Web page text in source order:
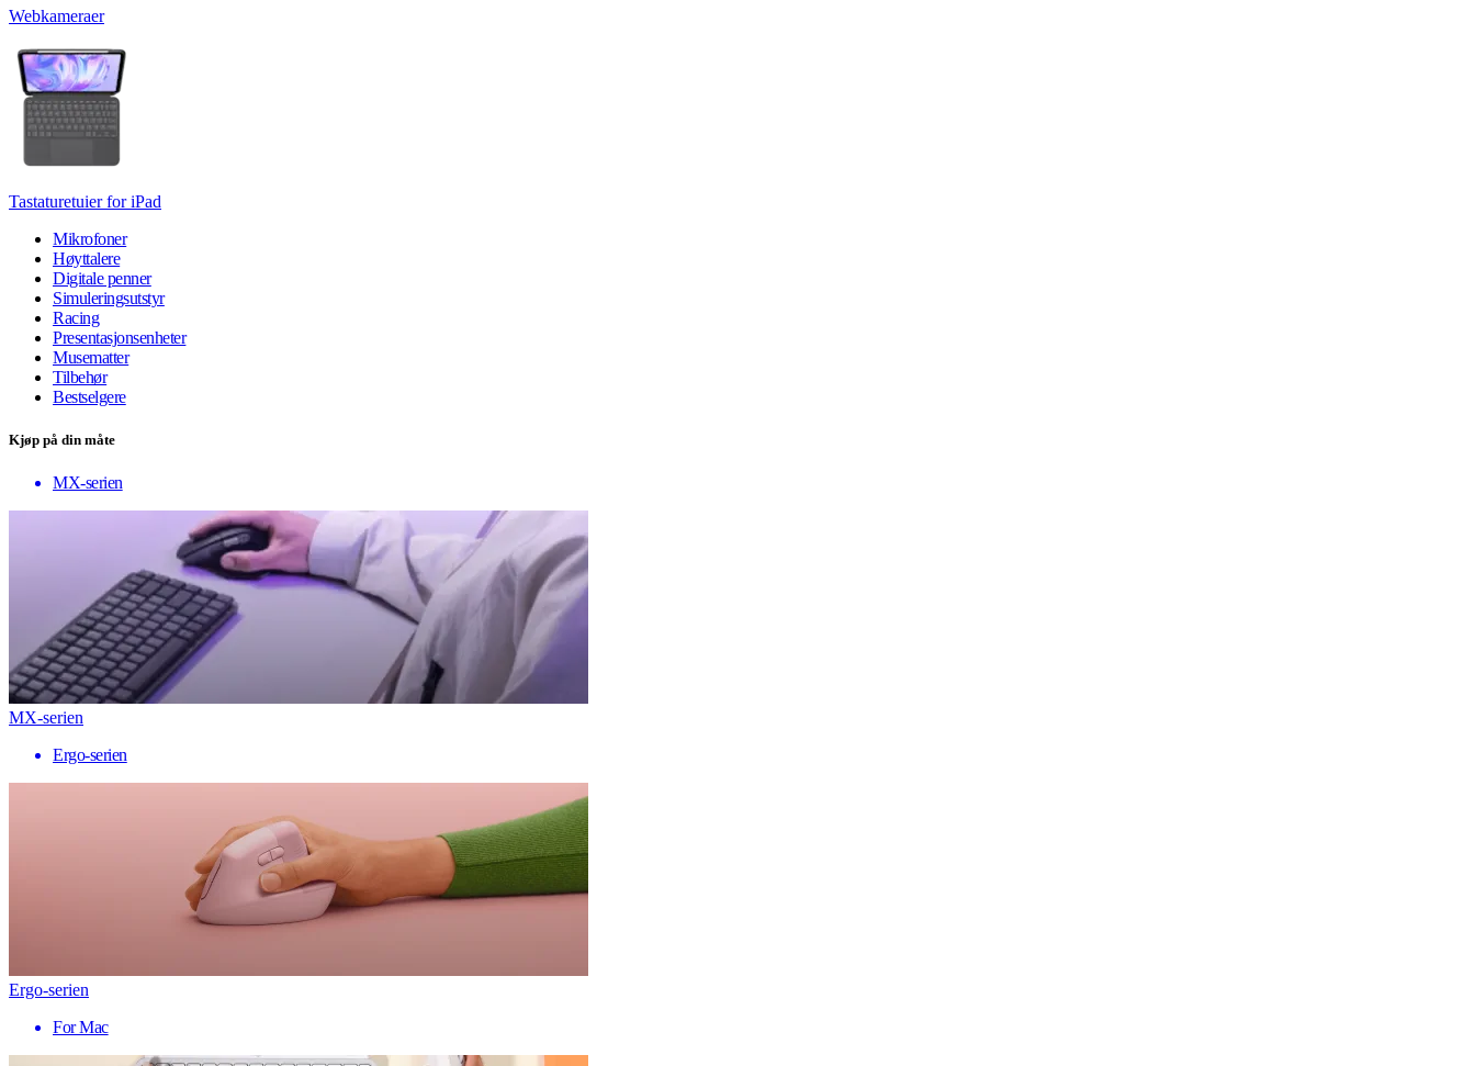
Webkameraer
Tastaturetuier for iPad
Mikrofoner
Høyttalere
Digitale penner
Simuleringsutstyr
Racing
Presentasjonsenheter
Musematter
Tilbehør
Bestselgere
Kjøp på din måte
MX-serien
MX-serien
Ergo-serien
Ergo-serien
For Mac